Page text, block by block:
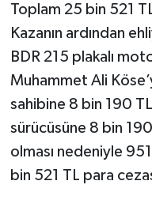
Toplam 25 bin 521
Kazanın ardından
BDR 215 plakalı
Muhammet Ali
sahibine 8 bin 190
sürücüsüne 8 bin
olması nedeniyle
bin 521 TL para